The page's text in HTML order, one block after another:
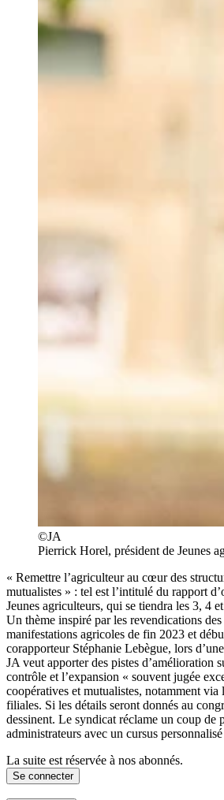
©JA
Pierrick Horel, président de Jeunes
« Remettre l’agriculteur au cœur des
mutualistes » : tel est l’intitulé du rapport
Jeunes agriculteurs, qui se tiendra les 3, 4
Un thème inspiré par les revendications
manifestations agricoles de fin 2023 et
corapporteur Stéphanie Lebègue, lors
JA veut apporter des pistes d’amélioration
contrôle et l’expansion « souvent jugée
coopératives et mutualistes, notamment
filiales. Si les détails seront donnés au
dessinent. Le syndicat réclame un coup de
administrateurs avec un cursus
La suite est réservée à nos abonnés.
Se connecter